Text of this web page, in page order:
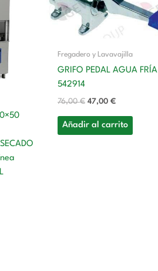
€.
Fregadero y Lavavajilla
GRIFO PEDAL AGUA FRÍA
542914
76,00€
era:
76,00 €.
47,00 €
es:
47,00 €.
Añadir al carrito